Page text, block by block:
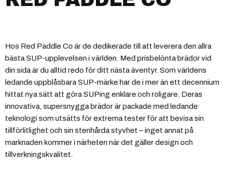
Hos Red Paddle Co är de dedikerade till att leverera den allra
bästa SUP-upplevelsen i världen. Med prisbelönta brädor vid
din sida är du alltid redo för ditt nästa äventyr. Som världens
ledande uppblåsbara SUP-märke har de i mer än ett decennium
hittat nya sätt att göra SUPing enklare och roligare. Deras
innovativa, supersnygga brädor är packade med ledande
teknologi som utsätts för extrema tester för att bevisa sin
tillförlitlighet och sin stenhårda styvhet – inget annat på
marknaden kommer i närheten när det gäller design och
tillverkningskvalitet.